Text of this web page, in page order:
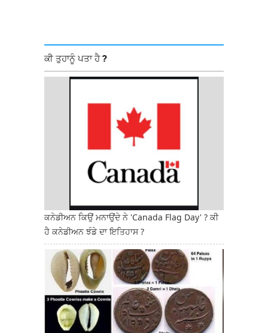
ਕੀ ਤੁਹਾਨੂੰ ਪਤਾ ਹੈ ?
ਕਨੇਡੀਅਨ ਕਿਉਂ ਮਨਾਉਂਦੇ ਨੇ 'Canada Flag Day' ? ਕੀ
ਹੈ ਕਨੇਡੀਅਨ ਝੰਡੇ ਦਾ ਇਤਿਹਾਸ ?